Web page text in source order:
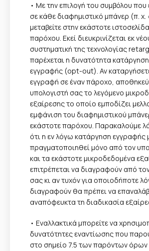
• Με την επιλογή του συμβόλου που
σε κάθε διαφημιστικό μπάνερ (π.
μεταβείτε στην εκάστοτε
παρόχου. Εκεί διευκρινίζεται εκ
συστηματική της τεχνολογίας
παρέχεται η δυνατότητα
εγγραφής (opt-out). Αν
εγγραφή σε έναν πάροχο,
υπολογιστή σας το λεγόμενο
εξαίρεσης το οποίο εμποδίζει
εμφάνιση του διαφημιστικού
εκάστοτε παρόχου. Παρακαλούμε
ότι η εν λόγω κατάργηση εγγραφής
πραγματοποιηθεί μόνο από τον
και τα εκάστοτε μικροδεδομένα
επιτρέπεται να διαγραφούν από
σας κι αν τυχόν για οποιοδήποτε
διαγραφούν θα πρέπει να
αναπόφευκτα τη διαδικασία
• Εναλλακτικά μπορείτε να
δυνατότητες εναντίωσης που
στο σημείο 7.5 των παρόντων